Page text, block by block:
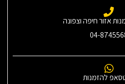
אזור חיפה וצפונה
04-
להזמנות